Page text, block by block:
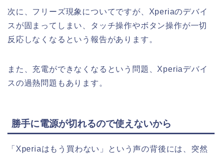
次に、フリーズ現象についてですが、Xperiaのデバイ
スが固まってしまい、タッチ操作やボタン操作が一切
反応しなくなるという報告があります。
また、充電ができなくなるという問題、Xperiaデバイ
スの過熱問題もあります。
勝手に電源が切れるので使えないから
「Xperiaはもう買わない」という声の背後には、突然